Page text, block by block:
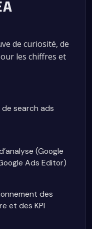
de curiosité, de
les chiffres et
search ads
(Google
Ads Editor)
des
et des KPI